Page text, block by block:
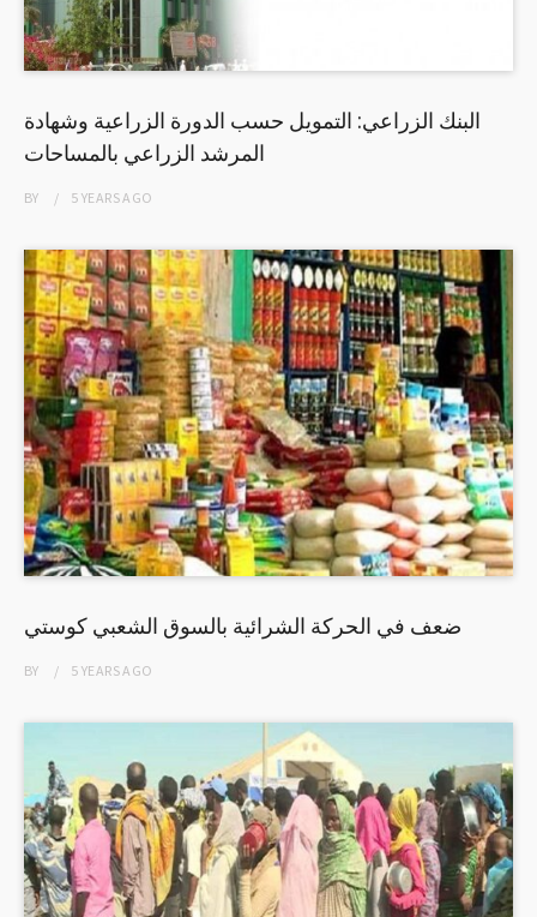
البنك الزراعي: التمويل حسب الدورة الزراعية وشهادة
المرشد الزراعي بالمساحات
BY 5 YEARSAGO
ضعف في الحركة الشرائية بالسوق الشعبي كوستي
BY 5 YEARSAGO